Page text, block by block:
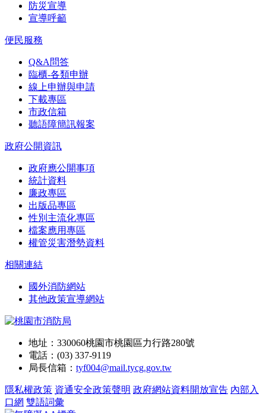
防災宣導
宣導呼籲
便民服務
Q&A問答
臨櫃-各類申辦
線上申辦與申請
下載專區
市政信箱
聽語障簡訊報案
政府公開資訊
政府應公開事項
統計資料
廉政專區
出版品專區
性別主流化專區
檔案應用專區
權管災害潛勢資料
相關連結
國外消防網站
其他政策宣導網站
地址：330060桃園市桃園區力行路280號
電話：(03) 337-9119
局長信箱： tyf004@mail.tycg.gov.tw
隱私權政策 資通安全政策聲明 政府網站資料開放宣告 內部入
口網 雙語詞彙